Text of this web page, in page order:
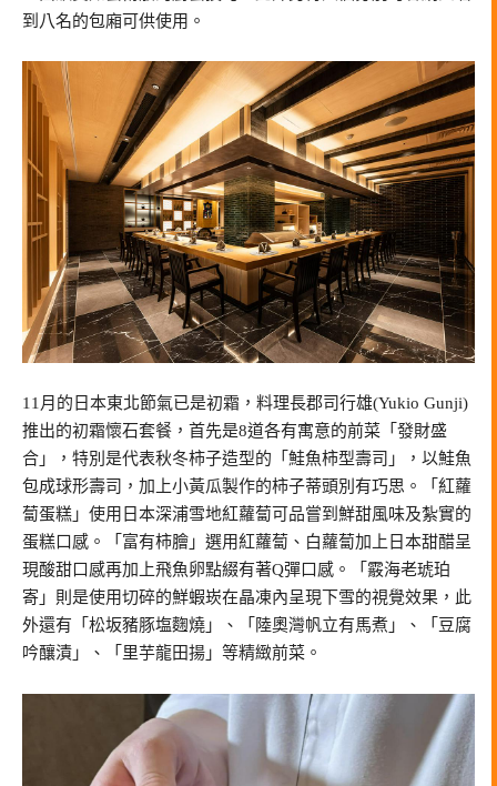
到八名的包廂可供使用。
11月的日本東北節氣已是初霜，料理長郡司行雄(Yukio Gunji)
推出的初霜懷石套餐，首先是8道各有寓意的前菜「發財盛
合」，特別是代表秋冬柿子造型的「鮭魚柿型壽司」，以鮭魚
包成球形壽司，加上小黃瓜製作的柿子蒂頭別有巧思。「紅蘿
蔔蛋糕」使用日本深浦雪地紅蘿蔔可品嘗到鮮甜風味及紮實的
蛋糕口感。「富有柿膾」選用紅蘿蔔、白蘿蔔加上日本甜醋呈
現酸甜口感再加上飛魚卵點綴有著Q彈口感。「霰海老琥珀
寄」則是使用切碎的鮮蝦崁在晶凍內呈現下雪的視覺效果，此
外還有「松坂豬豚塩麴燒」、「陸奧灣帆立有馬煮」、「豆腐
吟釀漬」、「里芋龍田揚」等精緻前菜。